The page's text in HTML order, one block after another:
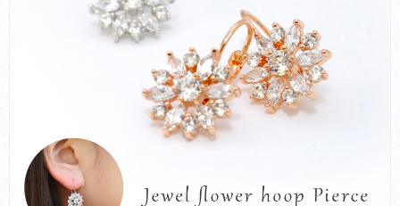
お買い物ガイド
採用情報